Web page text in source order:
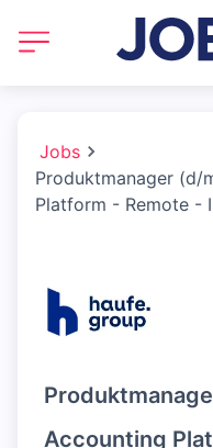
Jobs
Produktmanager (d/
Platform - Remote -
Accounting